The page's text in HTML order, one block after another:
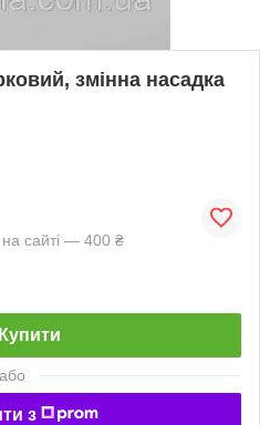
змінна насадка
сайті — 400 ₴
Купити
або
з